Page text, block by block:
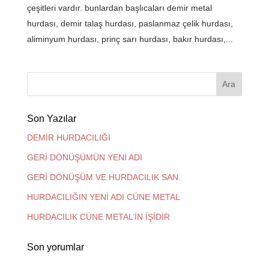
çeşitleri vardır. bunlardan başlıcaları demir metal
hurdası, demir talaş hurdası, paslanmaz çelik hurdası,
aliminyum hurdası, prinç sarı hurdası, bakır hurdası,...
Son Yazılar
DEMİR HURDACILIĞI
GERİ DÖNÜŞÜMÜN YENİ ADI
GERİ DÖNÜŞÜM VE HURDACILIK SAN.
HURDACILIĞIN YENİ ADI CÜNE METAL
HURDACILIK CÜNE METAL’İN İŞİDİR
Son yorumlar